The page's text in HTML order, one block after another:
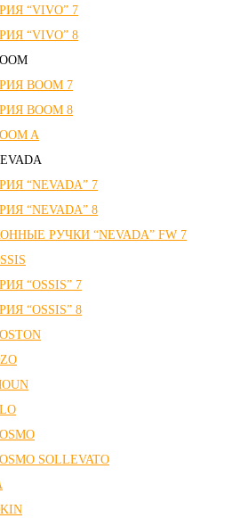
“VIVO” 7
“VIVO” 8
ВOOM 7
ВOOM 8
A
“NEVADA” 7
“NEVADA” 8
РУЧКИ “NEVADA” FW 7
“OSSIS” 7
“OSSIS” 8
SOLLEVATO